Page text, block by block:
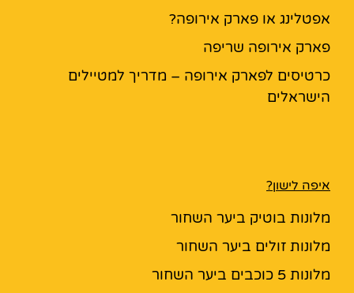
אפטלינג או פארק אירופה?
פארק אירופה שריפה
כרטיסים לפארק אירופה – מדריך למטיילים
הישראלים
איפה לישון?
מלונות בוטיק ביער השחור
מלונות זולים ביער השחור
מלונות 5 כוכבים ביער השחור